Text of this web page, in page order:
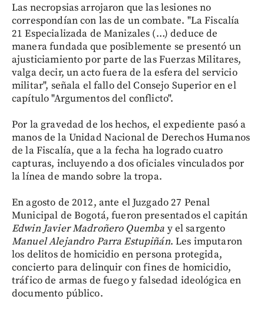
Las necropsias arrojaron que las lesiones no
correspondían con las de un combate. "La Fiscalía
21 Especializada de Manizales (…) deduce de
manera fundada que posiblemente se presentó un
ajusticiamiento por parte de las Fuerzas Militares,
valga decir, un acto fuera de la esfera del servicio
militar", señala el fallo del Consejo Superior en el
capítulo "Argumentos del conflicto".
Por la gravedad de los hechos, el expediente pasó a
manos de la Unidad Nacional de Derechos Humanos
de la Fiscalía, que a la fecha ha logrado cuatro
capturas, incluyendo a dos oficiales vinculados por
la línea de mando sobre la tropa.
En agosto de 2012, ante el Juzgado 27 Penal
Municipal de Bogotá, fueron presentados el capitán
Edwin Javier Madroñero Quemba y el sargento
Manuel Alejandro Parra Estupiñán. Les imputaron
los delitos de homicidio en persona protegida,
concierto para delinquir con fines de homicidio,
tráfico de armas de fuego y falsedad ideológica en
documento público.